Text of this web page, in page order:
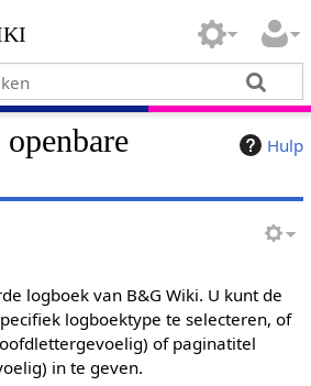
Hulp
logboek van B&G Wiki. U kunt de
logboektype te selecteren, of
of paginatitel
in te geven.